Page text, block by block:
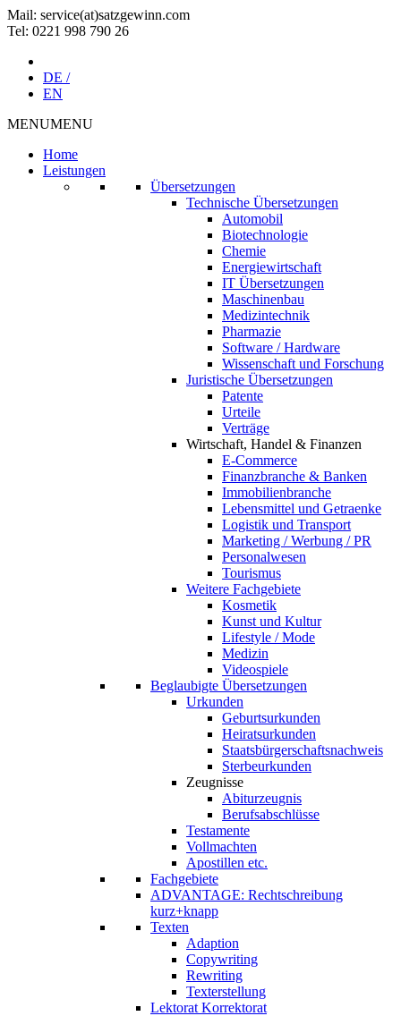
Mail: service(at)satz­gewinn.com
Tel: 0221 998 790 26
DE /
EN
MENUMENU
Home
Leistungen
Übersetzungen
Technische Übersetzungen
Automobil
Biotechnologie
Chemie
Energiewirtschaft
IT Übersetzungen
Maschinenbau
Medizintechnik
Pharmazie
Software / Hardware
Wissenschaft und Forschung
Juristische Übersetzungen
Patente
Urteile
Verträge
Wirtschaft, Handel & Finanzen
E-Commerce
Finanzbranche & Banken
Immobilienbranche
Lebensmittel und Getraenke
Logistik und Transport
Marketing / Werbung / PR
Personalwesen
Tourismus
Weitere Fachgebiete
Kosmetik
Kunst und Kultur
Lifestyle / Mode
Medizin
Videospiele
Beglaubigte Übersetzungen
Urkunden
Geburtsurkunden
Heiratsurkunden
Staatsbürgerschaftsnachweis
Sterbeurkunden
Zeugnisse
Abiturzeugnis
Berufsabschlüsse
Testamente
Vollmachten
Apostillen etc.
Fachgebiete
ADVANTAGE: Rechtschreibung
kurz+knapp
Texten
Adaption
Copywriting
Rewriting
Texterstellung
Lektorat Korrektorat